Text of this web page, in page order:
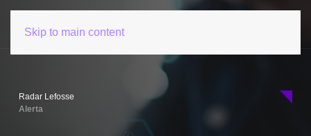
Skip to main content
Radar Lefosse
Alerta